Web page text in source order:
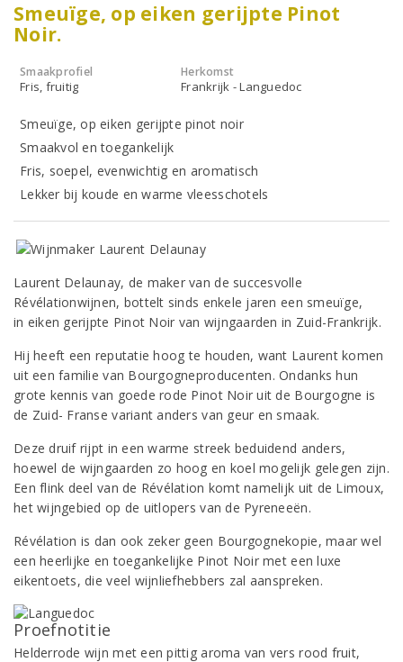
Smeuïge, op eiken gerijpte Pinot
Noir.
Smaakprofiel
Fris, fruitig
Herkomst
Frankrijk - Languedoc
Smeuïge, op eiken gerijpte pinot noir
Smaakvol en toegankelijk
Fris, soepel, evenwichtig en aromatisch
Lekker bij koude en warme vleesschotels
Laurent Delaunay, de maker van de succesvolle
Révélationwijnen, bottelt sinds enkele jaren een smeuïge,
in eiken gerijpte Pinot Noir van wijngaarden in Zuid-Frankrijk.
Hij heeft een reputatie hoog te houden, want Laurent komen
uit een familie van Bourgogneproducenten. Ondanks hun
grote kennis van goede rode Pinot Noir uit de Bourgogne is
de Zuid- Franse variant anders van geur en smaak.
Deze druif rijpt in een warme streek beduidend anders,
hoewel de wijngaarden zo hoog en koel mogelijk gelegen zijn.
Een flink deel van de Révélation komt namelijk uit de Limoux,
het wijngebied op de uitlopers van de Pyreneeën.
Révélation is dan ook zeker geen Bourgognekopie, maar wel
een heerlijke en toegankelijke Pinot Noir met een luxe
eikentoets, die veel wijnliefhebbers zal aanspreken.
Proefnotitie
Helderrode wijn met een pittig aroma van vers rood fruit,